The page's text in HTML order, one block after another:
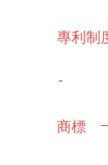
專利制
-
商標